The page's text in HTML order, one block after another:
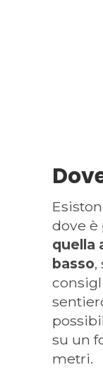
dove è
quella
basso,
su un
metri.